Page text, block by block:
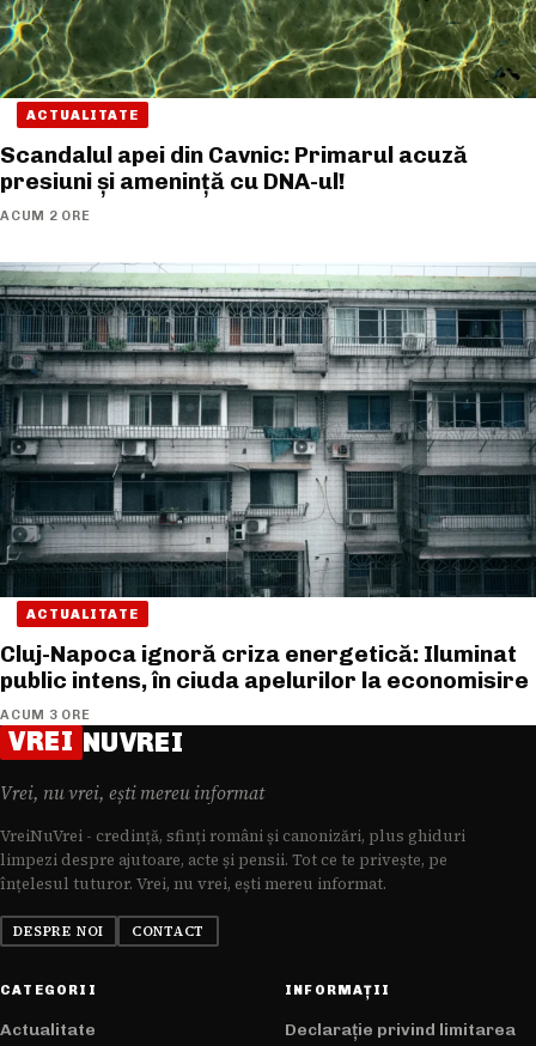
ACTUALITATE
Scandalul apei din Cavnic: Primarul acuză
presiuni și amenință cu DNA-ul!
ACUM 2 ORE
ACTUALITATE
Cluj-Napoca ignoră criza energetică: Iluminat
public intens, în ciuda apelurilor la economisire
ACUM 3 ORE
VREI NUVREI
Vrei, nu vrei, ești mereu informat
VreiNuVrei - credință, sfinți români și canonizări, plus ghiduri
limpezi despre ajutoare, acte și pensii. Tot ce te privește, pe
înțelesul tuturor. Vrei, nu vrei, ești mereu informat.
DESPRE NOI CONTACT
CATEGORII
Actualitate
INFORMAȚII
Declarație privind limitarea